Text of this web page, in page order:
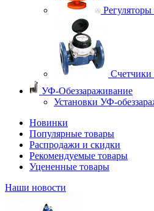
УФ-Обеззараживание
Установки УФ-
Новинки
Популярные товары
Распродажи и скидки
Рекомендуемые товары
Уцененные товары
Наши новости